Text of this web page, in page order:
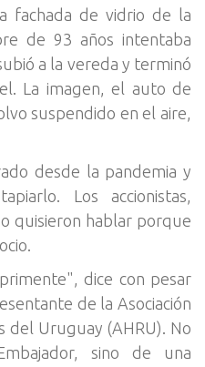
fachada de vidrio de la
de 93 años intentaba
a la vereda y terminó
La imagen, el auto de
suspendido en el aire,
desde la pandemia y
Los accionistas,
quisieron hablar porque
dice con pesar
de la Asociación
del Uruguay (AHRU). No
sino de una